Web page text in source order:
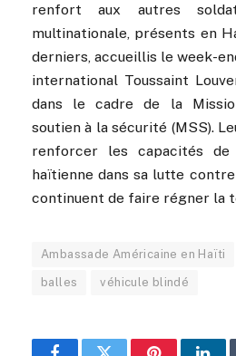
renfort aux autres
multinationale, présents en
derniers, accueillis le week-
international Toussaint
dans le cadre de la
soutien à la sécurité (MSS).
renforcer les capacités
haïtienne dans sa lutte
continuent de faire régner la
Ambassade Américaine en Haïti
balles véhicule blindé